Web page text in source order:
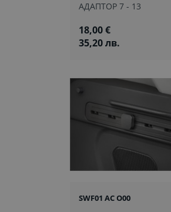
АДАПТОР 7 - 13
18,00 €
35,20 лв.
SWF01 AC O00